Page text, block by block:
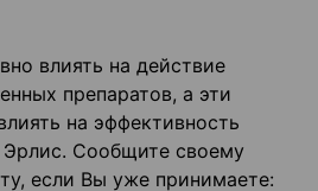
влиять на действие
препаратов, а эти
на эффективность
Эрлис. Сообщите своему
если Вы уже принимаете: